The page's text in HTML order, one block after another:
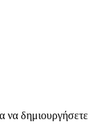
να δημιουργήσετε